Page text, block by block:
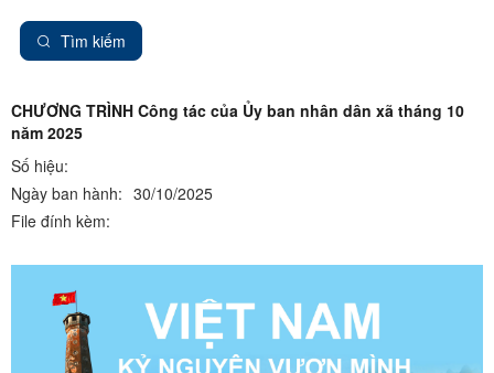
Tìm kiếm
CHƯƠNG TRÌNH Công tác của Ủy ban nhân dân xã tháng 10
năm 2025
Số hiệu:
Ngày ban hành: 30/10/2025
File đính kèm: